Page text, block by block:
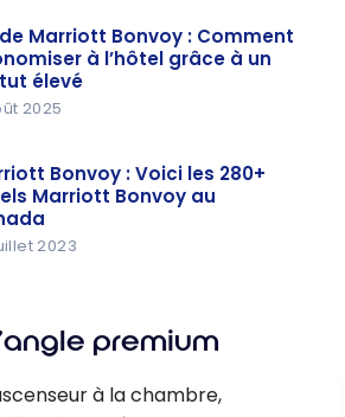
Marriott Bonvoy : Comment
à l’hôtel grâce à un
élevé
2025
Bonvoy : Voici les 280+
Marriott Bonvoy au
2023
premium
à la chambre,